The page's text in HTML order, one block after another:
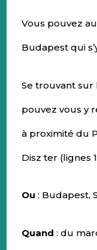
Vous pouvez
Budapest qui
Se trouvant sur
pouvez vous y
à proximité du
Disz ter (lignes
Ou : Budapest,
Quand : du